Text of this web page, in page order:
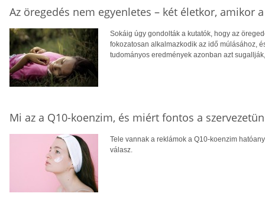
Az öregedés nem egyenletes – két életkor, amikor
Sokáig úgy gondolták a kutatók, hogy az
fokozatosan alkalmazkodik az idő múlásához,
tudományos eredmények azonban azt
Mi az a Q10-koenzim, és miért fontos a
Tele vannak a reklámok a Q10-koenzim
válasz.